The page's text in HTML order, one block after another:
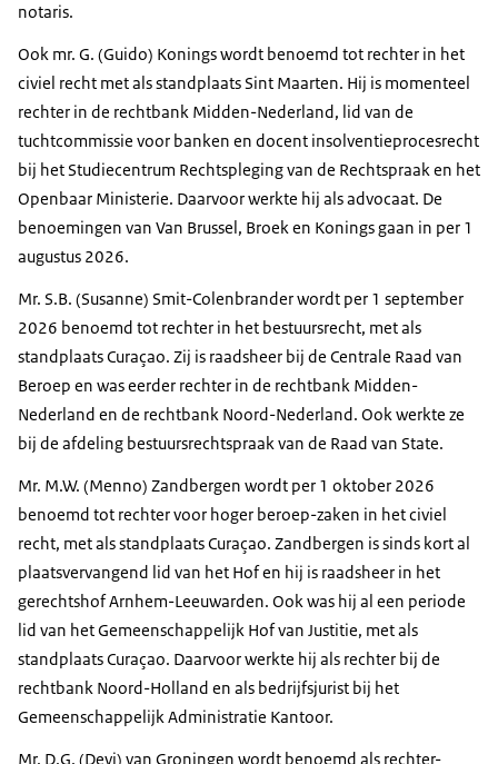
notaris.
Ook mr. G. (Guido) Konings wordt benoemd tot rechter in het
civiel recht met als standplaats Sint Maarten. Hij is momenteel
rechter in de rechtbank Midden-Nederland, lid van de
tuchtcommissie voor banken en docent insolventieprocesrecht
bij het Studiecentrum Rechtspleging van de Rechtspraak en het
Openbaar Ministerie. Daarvoor werkte hij als advocaat. De
benoemingen van Van Brussel, Broek en Konings gaan in per 1
augustus 2026.
Mr. S.B. (Susanne) Smit-Colenbrander wordt per 1 september
2026 benoemd tot rechter in het bestuursrecht, met als
standplaats Curaçao. Zij is raadsheer bij de Centrale Raad van
Beroep en was eerder rechter in de rechtbank Midden-
Nederland en de rechtbank Noord-Nederland. Ook werkte ze
bij de afdeling bestuursrechtspraak van de Raad van State.
Mr. M.W. (Menno) Zandbergen wordt per 1 oktober 2026
benoemd tot rechter voor hoger beroep-zaken in het civiel
recht, met als standplaats Curaçao. Zandbergen is sinds kort al
plaatsvervangend lid van het Hof en hij is raadsheer in het
gerechtshof Arnhem-Leeuwarden. Ook was hij al een periode
lid van het Gemeenschappelijk Hof van Justitie, met als
standplaats Curaçao. Daarvoor werkte hij als rechter bij de
rechtbank Noord-Holland en als bedrijfsjurist bij het
Gemeenschappelijk Administratie Kantoor.
Mr. D.G. (Devi) van Groningen wordt benoemd als rechter-